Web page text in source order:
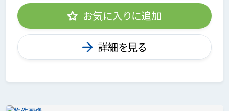
お気に入りに追加
詳細を見る